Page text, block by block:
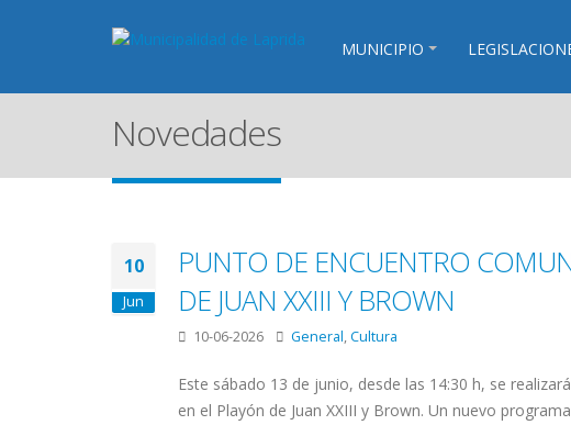
MUNICIPIO
Novedades
10
Jun
PUNTO DE ENCUENTRO
DE JUAN XXIII Y BROWN
10-06-2026 General,Cultura
Este sábado 13 de junio, desde las 14:30 h, se
en el Playón de Juan XXIII y Brown. Un nuevo